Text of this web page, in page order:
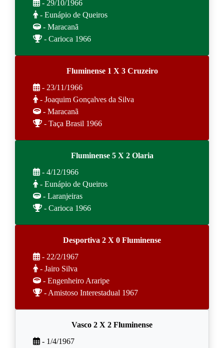
- 29/10/1966
- Eunápio de Queiros
- Maracanã
- Carioca 1966
Fluminense 1 X 3 Cruzeiro
- 23/11/1966
- Joaquim Gonçalves da Silva
- Maracanã
- Taça Brasil 1966
Fluminense 5 X 2 Olaria
- 4/12/1966
- Eunápio de Queiros
- Laranjeiras
- Carioca 1966
Desportiva 2 X 0 Fluminense
- 22/2/1967
- Jairo Silva
- Engenheiro Araripe
- Amistoso Interestadual 1967
Vasco 2 X 2 Fluminense
- 1/4/1967